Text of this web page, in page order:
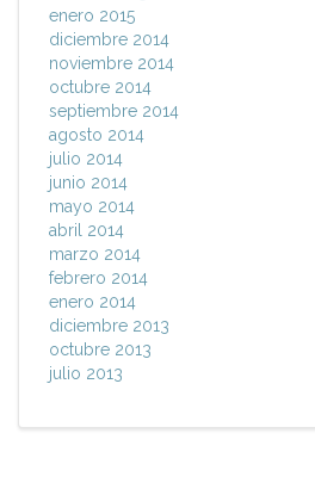
enero 2015
diciembre 2014
noviembre 2014
octubre 2014
septiembre 2014
agosto 2014
julio 2014
junio 2014
mayo 2014
abril 2014
marzo 2014
febrero 2014
enero 2014
diciembre 2013
octubre 2013
julio 2013